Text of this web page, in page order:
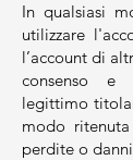
In qualsiasi
utilizzare
l’account di
consenso e
legittimo
modo
perdite o